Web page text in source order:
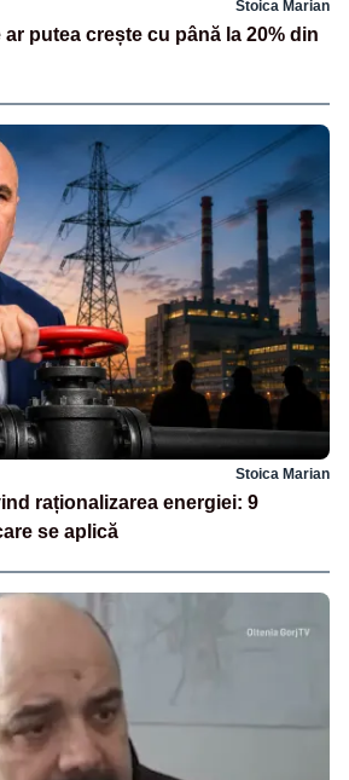
Stoica Marian
putea crește cu până la 20% din
Stoica Marian
raționalizarea energiei: 9
se aplică